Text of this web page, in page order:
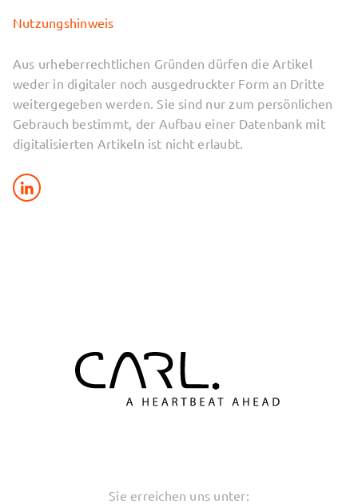
Nutzungshinweis
Aus urheberrechtlichen Gründen dürfen die Artikel
weder in digitaler noch ausgedruckter Form an Dritte
weitergegeben werden. Sie sind nur zum persönlichen
Gebrauch bestimmt, der Aufbau einer Datenbank mit
digitalisierten Artikeln ist nicht erlaubt.
Sie erreichen uns unter: